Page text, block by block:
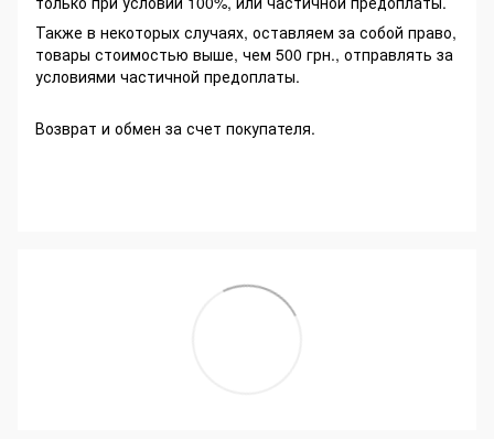
Также в некоторых случаях, оставляем за собой право,
товары стоимостью выше, чем 500 грн., отправлять за
условиями частичной предоплаты.
Возврат и обмен за счет покупателя.